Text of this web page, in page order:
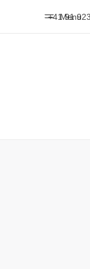
Menu
+41 91